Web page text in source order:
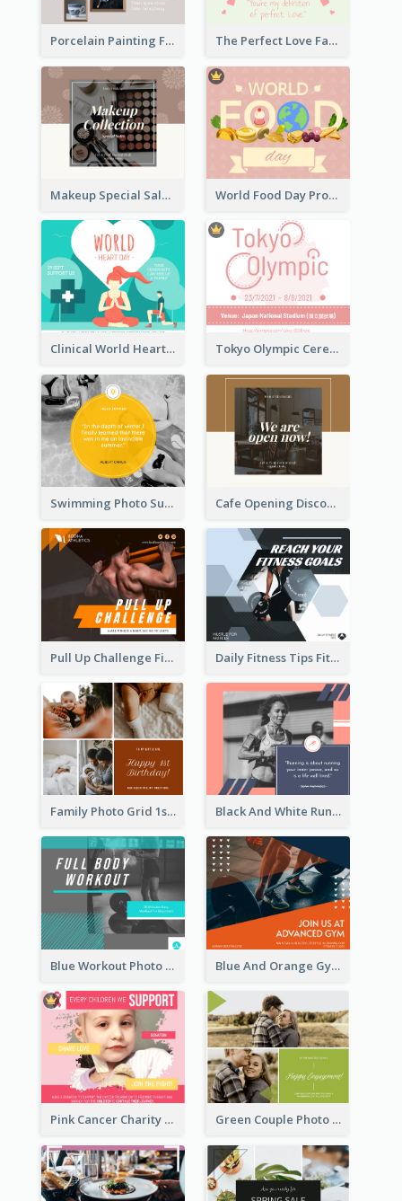
Porcelain Painting Facebook Post The Perfect Love Facebook Post
Makeup Special Sale Facebook Post World Food Day Promote Facebook Post
Clinical World Heart Day Quote Facebook Post Tokyo Olympic Ceremony Facebook Post
Swimming Photo Summer Quote Facebook Post Cafe Opening Discount Facebook Post
Pull Up Challenge Fitness Facebook Post Daily Fitness Tips Fitness Goals Facebook Post
Family Photo Grid 1st Baby Birthday Facebook Post Black And White Running Quote Facebook Post
Blue Workout Photo Fitness Influencer Facebook Post Blue And Orange Gym Photo Fitness Centre Facebook Post
Pink Cancer Charity Facebook Post Green Couple Photo Happy Engagement Facebook Post